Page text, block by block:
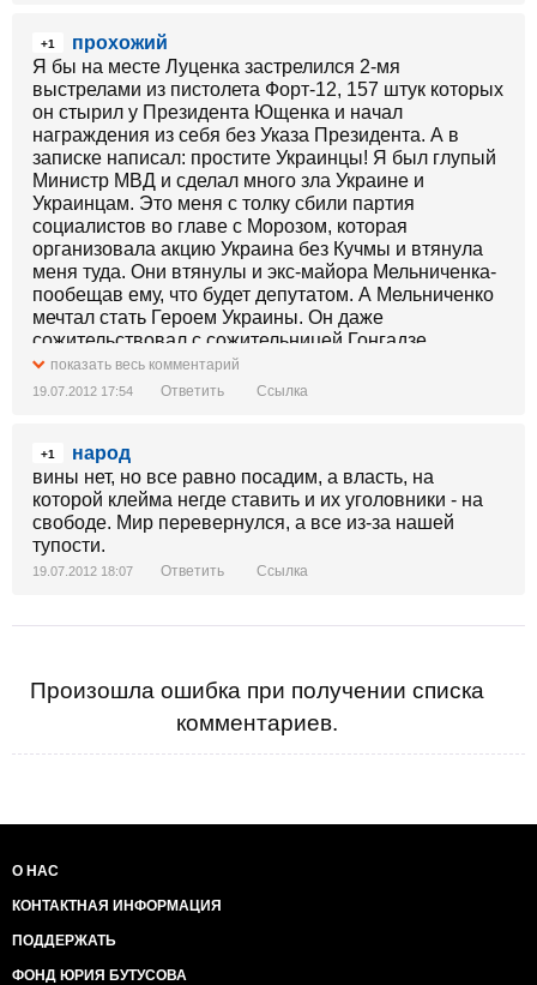
+1
прохожий
Я бы на месте Луценка застрелился 2-мя
выстрелами из пистолета Форт-12, 157 штук которых
он стырил у Президента Ющенка и начал
награждения из себя без Указа Президента. А в
записке написал: простите Украинцы! Я был глупый
Министр МВД и сделал много зла Украине и
Украинцам. Это меня с толку сбили партия
социалистов во главе с Морозом, которая
организовала акцию Украина без Кучмы и втянула
меня туда. Они втянулы и экс-майора Мельниченка-
пообещав ему, что будет депутатом. А Мельниченко
мечтал стать Героем Украины. Он даже
сожительствовал с сожительницей Гонгадзе
Мирославой, чтобы дала поносить награду Гонгадзе
Герой Украины. Но Мельниченко ошибся. Он не
Розинской. Но ею сейчас пользуется Министр МЧС
Балога в рабочее время. и поэтому он агресивно
ненавидит Путина.
показать весь комментарий
19.07.2012 17:54 Ответить Ссылка
+1
народ
вины нет, но все равно посадим, а власть, на
которой клейма негде ставить и их уголовники - на
свободе. Мир перевернулся, а все из-за нашей
тупости.
19.07.2012 18:07 Ответить Ссылка
Произошла ошибка при получении списка
комментариев.
О НАС
КОНТАКТНАЯ ИНФОРМАЦИЯ
ПОДДЕРЖАТЬ
ФОНД ЮРИЯ БУТУСОВА